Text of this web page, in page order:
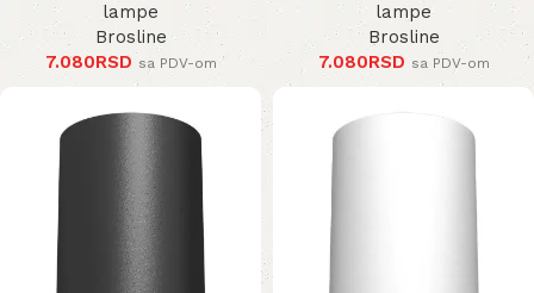
lampe
Brosline
7.080RSD sa PDV-om
lampe
Brosline
7.080RSD sa PDV-om